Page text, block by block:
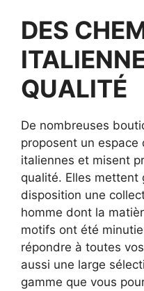
DES
QUALITÉ
De nombreuses
proposent un espace
italiennes et misent
qualité. Elles mettent
disposition une
homme dont la
motifs ont été
répondre à toutes
aussi une large
gamme que vous